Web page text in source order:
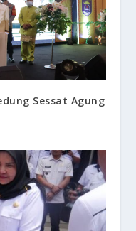
Sessat Agung